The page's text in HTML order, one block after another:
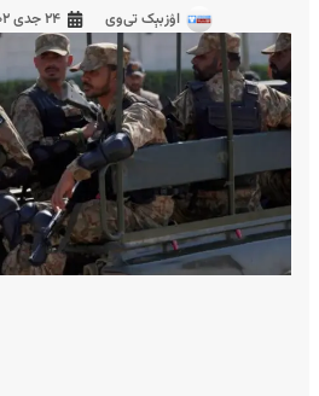
اۉزبېک تی‌وی ۲۴ جدی ۱۴۰۲